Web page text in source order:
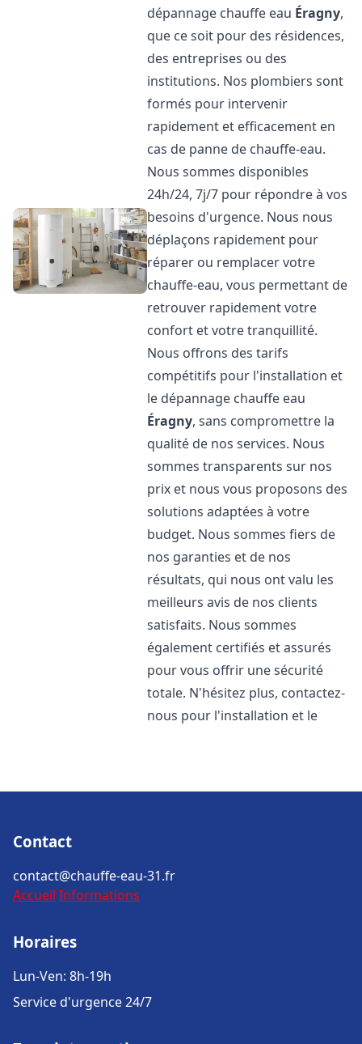
dépannage chauffe eau Éragny,
que ce soit pour des résidences,
des entreprises ou des
institutions. Nos plombiers sont
formés pour intervenir
rapidement et efficacement en
cas de panne de chauffe-eau.
Nous sommes disponibles
24h/24, 7j/7 pour répondre à vos
besoins d'urgence. Nous nous
déplaçons rapidement pour
réparer ou remplacer votre
chauffe-eau, vous permettant de
retrouver rapidement votre
confort et votre tranquillité.
Nous offrons des tarifs
compétitifs pour l'installation et
le dépannage chauffe eau
Éragny, sans compromettre la
qualité de nos services. Nous
sommes transparents sur nos
prix et nous vous proposons des
solutions adaptées à votre
budget. Nous sommes fiers de
nos garanties et de nos
résultats, qui nous ont valu les
meilleurs avis de nos clients
satisfaits. Nous sommes
également certifiés et assurés
pour vous offrir une sécurité
totale. N'hésitez plus, contactez-
nous pour l'installation et le
Contact
contact@chauffe-eau-31.fr
Accueil Informations
Horaires
Lun-Ven: 8h-19h
Service d'urgence 24/7